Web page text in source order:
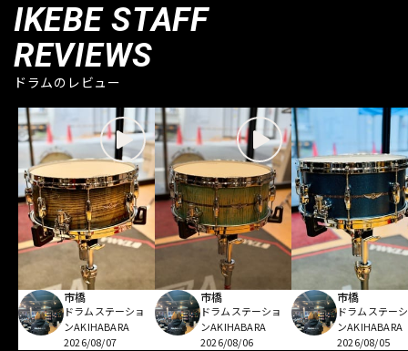
IKEBE STAFF
REVIEWS
ドラムのレビュー
市橋
ドラムステーショ
ンAKIHABARA
2026/08/07
市橋
ドラムステーショ
ンAKIHABARA
2026/08/06
市橋
ドラムステー
ンAKIHABARA
2026/08/05